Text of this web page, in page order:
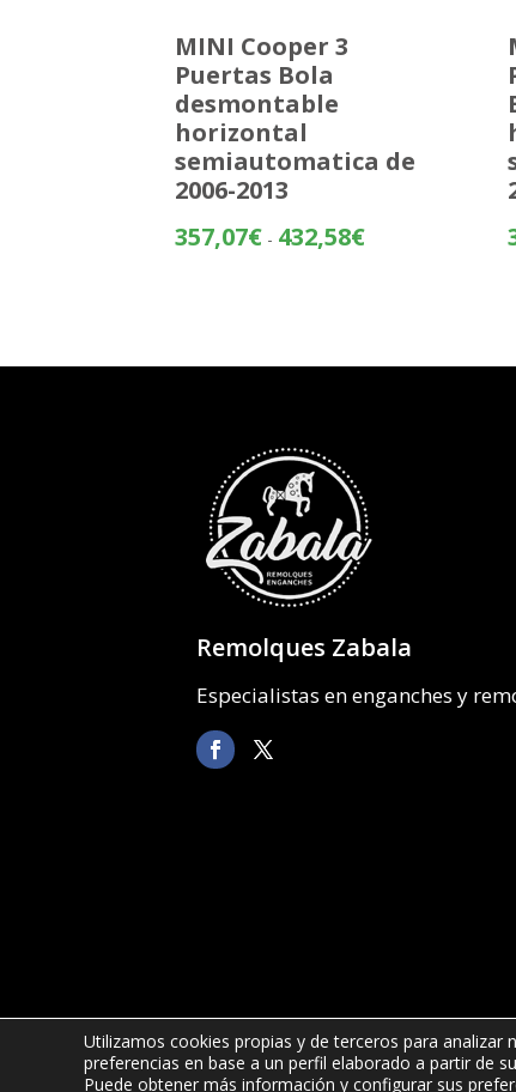
MINI Cooper 3
Puertas Bola
desmontable
horizontal
semiautomatica de
2006-2013
357,07€ - 432,58€Rango
hasta
Remolques Zabala
Especialistas en enganches y
©2022 Remolques Zabala | 678 52
Utilizamos cookies propias y de terceros para analizar
preferencias en base a un perfil elaborado a partir de
Puede obtener más información y configurar sus